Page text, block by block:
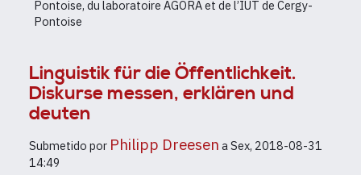
discours
Pontoise, du laboratoire AGORA et de l’IUT de Cergy-
Pontoise
Linguistik für die Öffentlichkeit.
Diskurse messen, erklären und
deuten
Submetido por Philipp Dreesen aSex, 2018-08-31
14:49